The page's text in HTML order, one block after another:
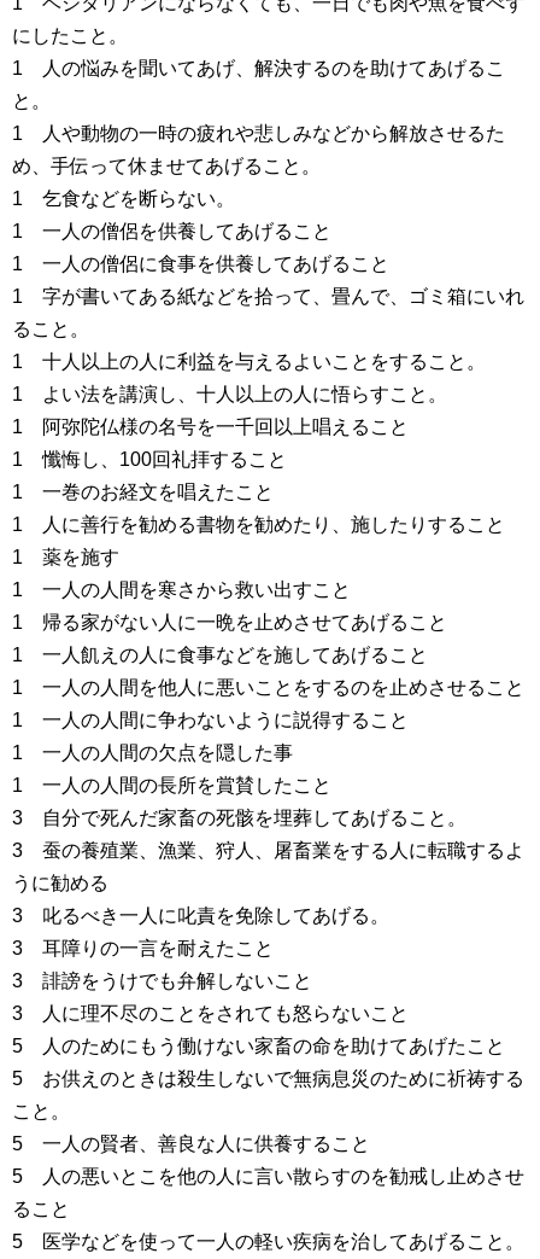
にしたこと。
1 人の悩みを聞いてあげ、解決するのを助けてあげるこ
と。
1 人や動物の一時の疲れや悲しみなどから解放させるた
め、手伝って休ませてあげること。
1 乞食などを断らない。
1 一人の僧侶を供養してあげること
1 一人の僧侶に食事を供養してあげること
1 字が書いてある紙などを拾って、畳んで、ゴミ箱にいれ
ること。
1 十人以上の人に利益を与えるよいことをすること。
1 よい法を講演し、十人以上の人に悟らすこと。
1 阿弥陀仏様の名号を一千回以上唱えること
1 懺悔し、100回礼拝すること
1 一巻のお経文を唱えたこと
1 人に善行を勧める書物を勧めたり、施したりすること
1 薬を施す
1 一人の人間を寒さから救い出すこと
1 帰る家がない人に一晩を止めさせてあげること
1 一人飢えの人に食事などを施してあげること
1 一人の人間を他人に悪いことをするのを止めさせること
1 一人の人間に争わないように説得すること
1 一人の人間の欠点を隠した事
1 一人の人間の長所を賞賛したこと
3 自分で死んだ家畜の死骸を埋葬してあげること。
3 蚕の養殖業、漁業、狩人、屠畜業をする人に転職するよ
うに勧める
3 叱るべき一人に叱責を免除してあげる。
3 耳障りの一言を耐えたこと
3 誹謗をうけでも弁解しないこと
3 人に理不尽のことをされても怒らないこと
5 人のためにもう働けない家畜の命を助けてあげたこと
5 お供えのときは殺生しないで無病息災のために祈祷する
こと。
5 一人の賢者、善良な人に供養すること
5 人の悪いとこを他の人に言い散らすのを勧戒し止めさせ
ること
5 医学などを使って一人の軽い疾病を治してあげること。